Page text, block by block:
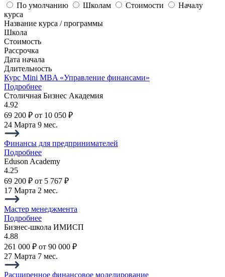
По умолчанию
Школам Стоимости
Началу
курса
Название курса / программы
Школа
Стоимость
Рассрочка
Дата начала
Длительность
Курс Mini MBA «Управление финансами»
Подробнее
Столичная Бизнес Академия
4.92
69 200 ₽ от 10 050 ₽
24 Марта 9 мес.
Финансы для предпринимателей
Подробнее
Eduson Academy
4.25
69 200 ₽ от 5 767 ₽
17 Марта 2 мес.
Мастер менеджмента
Подробнее
Бизнес-школа ИМИСП
4.88
261 000 ₽ от 90 000 ₽
27 Марта 7 мес.
Расширенное финансовое моделирование